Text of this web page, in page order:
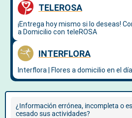
¿Información errónea, incompleta o
cesado sus actividades?